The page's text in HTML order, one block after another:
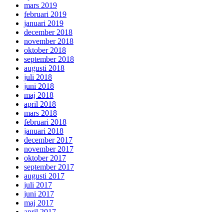
mars 2019
februari 2019
januari 2019
december 2018
november 2018
oktober 2018
september 2018
augusti 2018
juli 2018
juni 2018
maj 2018
april 2018
mars 2018
februari 2018
januari 2018
december 2017
november 2017
oktober 2017
september 2017
augusti 2017
juli 2017
juni 2017
maj 2017